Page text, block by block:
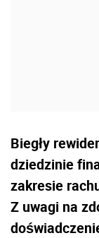
Biegły
dziedzinie
zakresie
Z uwagi na